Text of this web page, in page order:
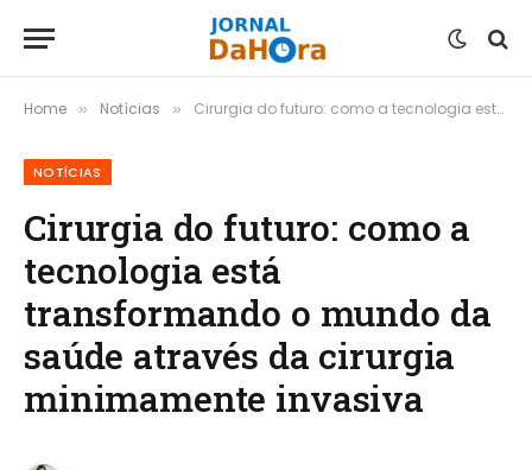
Home » Notícias » Cirurgia do futuro: como a tecnologia está transformando o mundo da saúde através da cirurgia minimamente invasiva
NOTÍCIAS
Cirurgia do futuro: como a
tecnologia está
transformando o mundo da
saúde através da cirurgia
minimamente invasiva